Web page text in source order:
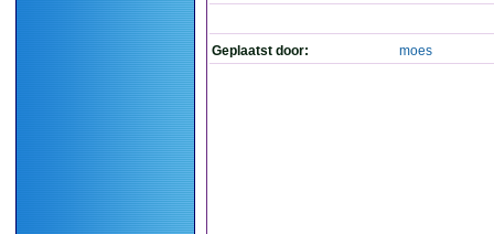
Geplaatst door: moes